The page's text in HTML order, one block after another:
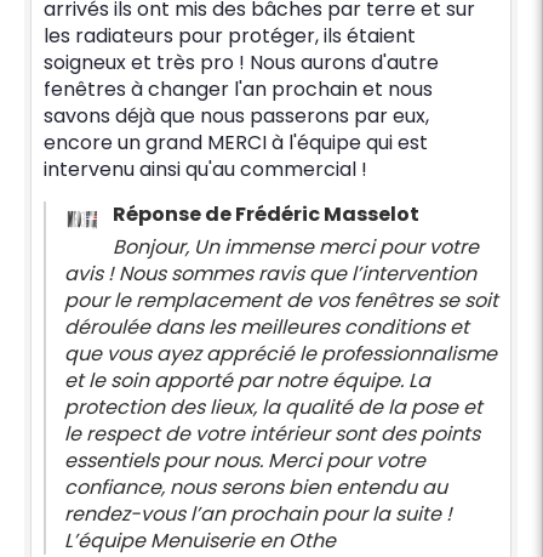
arrivés ils ont mis des bâches par terre et sur
les radiateurs pour protéger, ils étaient
soigneux et très pro ! Nous aurons d'autre
fenêtres à changer l'an prochain et nous
savons déjà que nous passerons par eux,
encore un grand MERCI à l'équipe qui est
intervenu ainsi qu'au commercial !
Réponse de Frédéric Masselot
Bonjour, Un immense merci pour votre
avis ! Nous sommes ravis que l’intervention
pour le remplacement de vos fenêtres se soit
déroulée dans les meilleures conditions et
que vous ayez apprécié le professionnalisme
et le soin apporté par notre équipe. La
protection des lieux, la qualité de la pose et
le respect de votre intérieur sont des points
essentiels pour nous. Merci pour votre
confiance, nous serons bien entendu au
rendez-vous l’an prochain pour la suite !
L’équipe Menuiserie en Othe